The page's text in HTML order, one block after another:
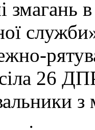
змагань
26